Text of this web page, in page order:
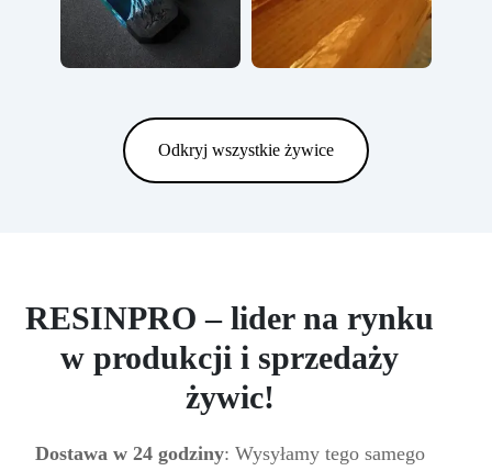
Odkryj wszystkie żywice
RESINPRO – lider na rynku
w produkcji i sprzedaży
żywic!
Dostawa w 24 godziny: Wysyłamy tego samego